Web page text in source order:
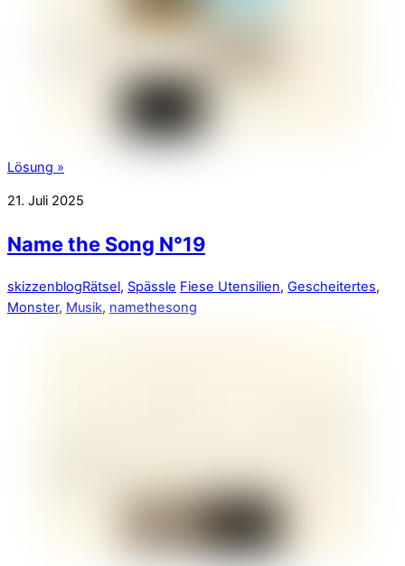
Lösung »
21. Juli 2025
Name the Song N°19
skizzenblogRätsel, Spässle Fiese Utensilien, Gescheitertes,
Monster, Musik, namethesong